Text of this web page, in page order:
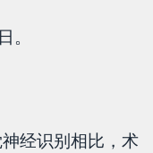
。
经识别相比，术